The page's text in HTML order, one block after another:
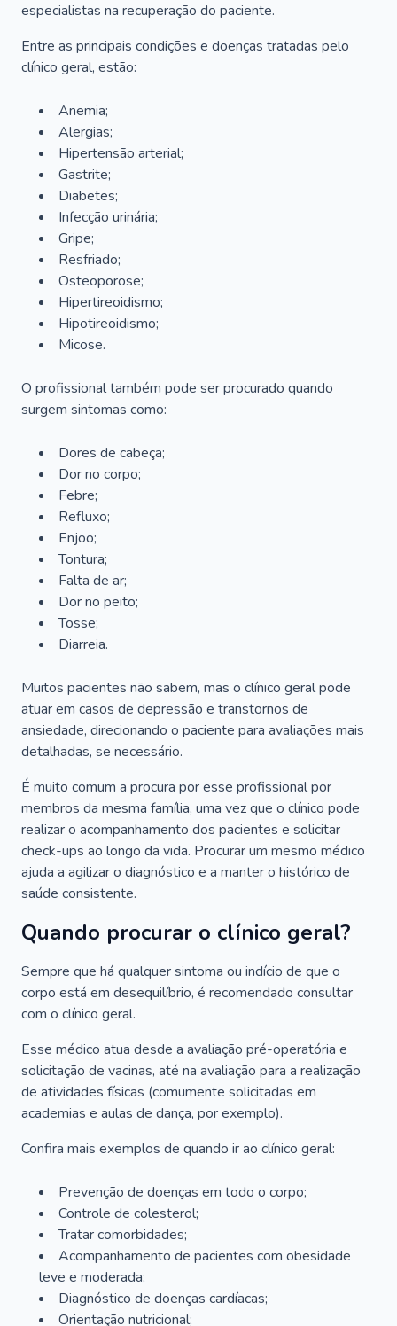
especialistas na recuperação do paciente.
Entre as principais condições e doenças tratadas pelo
clínico geral, estão:
Anemia;
Alergias;
Hipertensão arterial;
Gastrite;
Diabetes;
Infecção urinária;
Gripe;
Resfriado;
Osteoporose;
Hipertireoidismo;
Hipotireoidismo;
Micose.
O profissional também pode ser procurado quando
surgem sintomas como:
Dores de cabeça;
Dor no corpo;
Febre;
Refluxo;
Enjoo;
Tontura;
Falta de ar;
Dor no peito;
Tosse;
Diarreia.
Muitos pacientes não sabem, mas o clínico geral pode
atuar em casos de depressão e transtornos de
ansiedade, direcionando o paciente para avaliações mais
detalhadas, se necessário.
É muito comum a procura por esse profissional por
membros da mesma família, uma vez que o clínico pode
realizar o acompanhamento dos pacientes e solicitar
check-ups ao longo da vida. Procurar um mesmo médico
ajuda a agilizar o diagnóstico e a manter o histórico de
saúde consistente.
Quando procurar o clínico geral?
Sempre que há qualquer sintoma ou indício de que o
corpo está em desequilíbrio, é recomendado consultar
com o clínico geral.
Esse médico atua desde a avaliação pré-operatória e
solicitação de vacinas, até na avaliação para a realização
de atividades físicas (comumente solicitadas em
academias e aulas de dança, por exemplo).
Confira mais exemplos de quando ir ao clínico geral:
Prevenção de doenças em todo o corpo;
Controle de colesterol;
Tratar comorbidades;
Acompanhamento de pacientes com obesidade
leve e moderada;
Diagnóstico de doenças cardíacas;
Orientação nutricional;